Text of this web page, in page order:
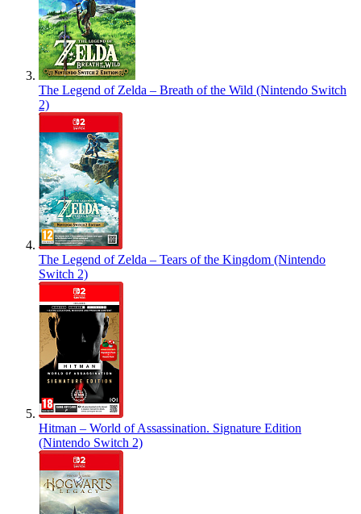
The Legend of Zelda – Breath of the Wild (Nintendo Switch
2)
The Legend of Zelda – Tears of the Kingdom (Nintendo
Switch 2)
Hitman – World of Assassination. Signature Edition
(Nintendo Switch 2)